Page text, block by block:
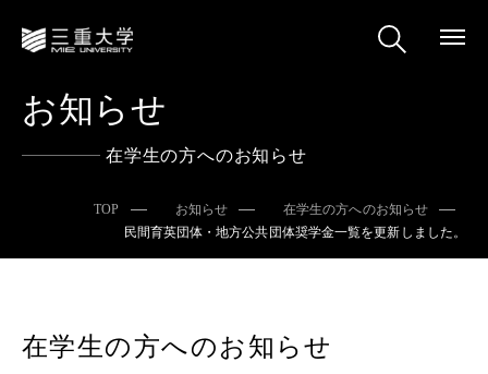
お知らせ
在学生の方へのお知らせ
TOP お知らせ
在学生の方へのお知らせ
民間育英団体・地方公共団体奨学金一覧を更新しました。
在学生の方へのお知らせ